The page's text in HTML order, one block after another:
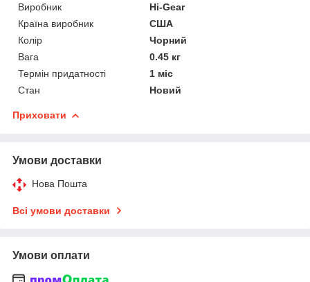
Виробник
Hi-Gear
Країна виробник
США
Колір
Чорний
Вага
0.45 кг
Термін придатності
1 міс
Стан
Новий
Приховати
Умови доставки
Нова Пошта
Всі умови доставки
Умови оплати